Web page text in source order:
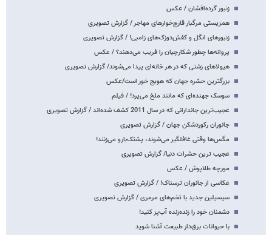
زنبور گرده‌افشان / عکس
همزیستی مرگبار قارچ‌خوارهای مهاجر / گزارش تصویری
زنبورهای انگل و کفش‌دوزک‌های زامبی! / گزارش تصویری
پروانه‌ها چطور شکارچیان را فریب می‌دهند؟ / عکس
هیولاهای زشتی که در هر خانه‌ای پیدا می‌شوند/ گزارش تصویری
بزرگترین حشره جهان که هویج خور است/عکس
سوسک جهنده‌ای که مانند ملخ می‌پرد! / فیلم
عجیب‌ترین جاندارانی که در سال 2011 کشف شده‌اند / گزارش تصویری
جانوران رکوردشکن جهان / گزارش تصویری
مگس‌ها وقتی غافلگیر می‌شوند، پشتک‌بارو می‌زنند!
عجیب ترین حشرات دنیا/ گزارش تصویری
مورچه طلاپوش / عکس
عکاسی از جانوران ترسناک! / گزارش تصویری
سیسیلین جدید با تخم‌های مرمری / گزارش تصویری
دشمنان خود را زنده‌زنده آب‌پز کنید!
با حیوانات برق‌دار طبیعت آشنا شوید